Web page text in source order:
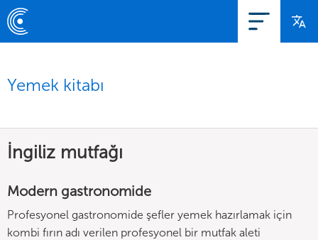
Yemek kitabı
İngiliz mutfağı
Modern gastronomide
Profesyonel gastronomide şefler yemek hazırlamak için
kombi fırın adı verilen profesyonel bir mutfak aleti